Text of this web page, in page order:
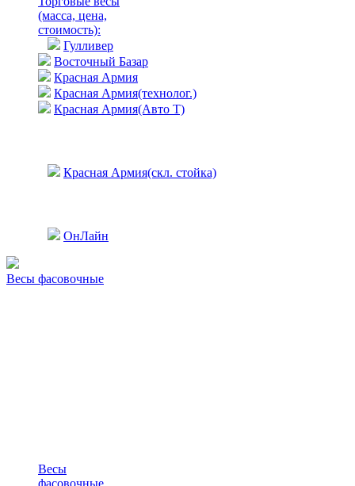
(масса, цена,
стоимость):
Гулливер
Восточный Базар
Красная Армия
Красная Армия(технолог.)
Красная Армия(Авто Т)
Красная Армия(скл. стойка)
ОнЛайн
Весы фасовочные
Весы
фасовочные